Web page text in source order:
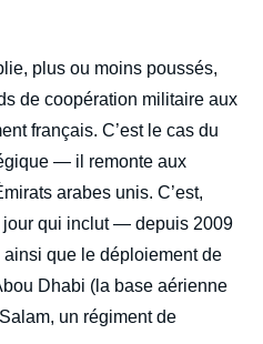
plus ou moins poussés,
de coopération militaire aux
français. C’est le cas du
— il remonte aux
arabes unis. C’est,
qui inclut — depuis 2009
que le déploiement de
Dhabi (la base aérienne
un régiment de